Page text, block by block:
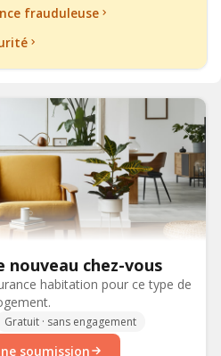
frauduleuse
chez-vous
habitation pour ce type de
Gratuit · sans engagement
soumission